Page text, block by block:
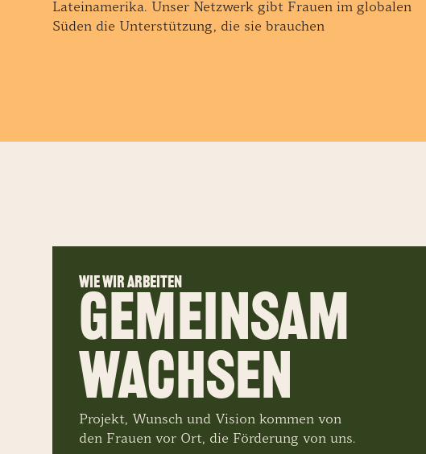
Lateinamerika. Unser Netzwerk gibt Frauen im globalen
Süden die Unterstützung, die sie brauchen
Wie wir arbeiten
Gemeinsam
wachsen
Projekt, Wunsch und Vision kommen von
den Frauen vor Ort, die Förderung von uns.